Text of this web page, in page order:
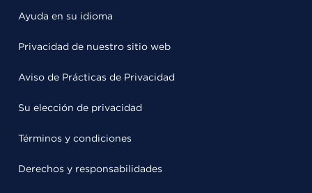
Ayuda en su idioma
Privacidad de nuestro sitio web
Aviso de Prácticas de Privacidad
Su elección de privacidad
Términos y condiciones
Derechos y responsabilidades